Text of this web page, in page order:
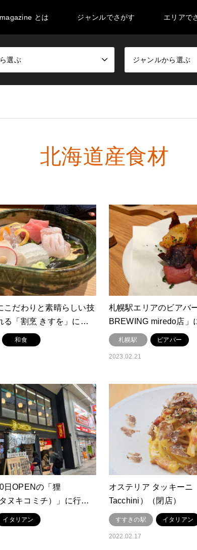
とは ジャンルでさがす エリアで
選ぶ ジャンルから選ぶ
北海道産食材
こだわりと素晴らしい技
る「割烹 きすを」に…
和食
札幌駅エリアのビアバ
BREWING miredo店」
札幌駅 ビアバー
2023.02.21
日OPENの「狸
ヌキコミチ）」に行…
イタリアン
オステリア タッキーニ
Tacchini）
閉店
すすきの駅 イタリアン
2022.02.17